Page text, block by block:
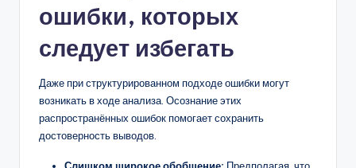
ошибки, которых
следует избегать
Даже при структурированном подходе ошибки могут
возникать в ходе анализа. Осознание этих
распространённых ошибок помогает сохранить
достоверность выводов.
Слишком широкое обобщение: Предполагая, что